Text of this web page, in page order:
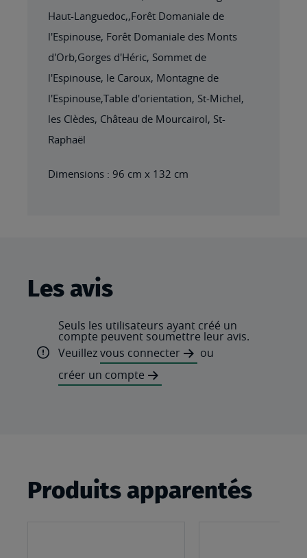
Haut-Languedoc,,Forêt Domaniale de
l'Espinouse, Forêt Domaniale des Monts
d'Orb,Gorges d'Héric, Sommet de
l'Espinouse, le Caroux, Montagne de
l'Espinouse,Table d'orientation, St-Michel,
les Clèdes, Château de Mourcairol, St-
Raphaël
Dimensions : 96 cm x 132 cm
Les avis
Seuls les utilisateurs ayant créé un
compte peuvent soumettre leur avis.
Veuillezvous connecter
ou
créer un compte
Produits apparentés